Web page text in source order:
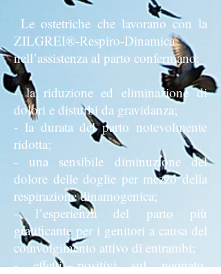
Le ostetriche che lavorano con la
ZILGREI®-Respiro-Dinamica
nell’assistenza al parto confermano:
- la riduzione ed eliminazione di
dolori e disturbi da gravidanza;
- la durata del parto notevolmente
ridotta;
- una sensibile diminuzione del
dolore delle doglie per mezzo della
respirazione dinamogenica;
- l’esperienza del parto più
gratificante per i genitori a causa del
coinvolgimento attivo di entrambi;
- effetti positivi sul neonato,